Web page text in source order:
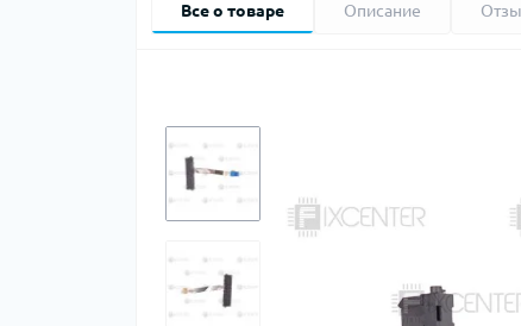
Все о товаре Описание